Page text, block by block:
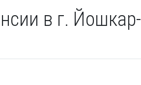
в г. Йошкар-